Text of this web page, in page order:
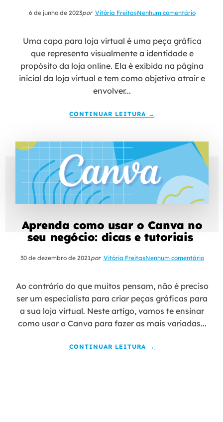
6 de junho de 2023por Vitória FreitasNenhum comentário
Uma capa para loja virtual é uma peça gráfica
que representa visualmente a identidade e
propósito da loja online. Ela é exibida na página
inicial da loja virtual e tem como objetivo atrair e
envolver...
CONTINUAR LEITURA →
Aprenda como usar o Canva no
seu negócio: dicas e tutoriais
30 de dezembro de 2021por Vitória FreitasNenhum comentário
Ao contrário do que muitos pensam, não é preciso
ser um especialista para criar peças gráficas para
a sua loja virtual. Neste artigo, vamos te ensinar
como usar o Canva para fazer as mais variadas...
CONTINUAR LEITURA →